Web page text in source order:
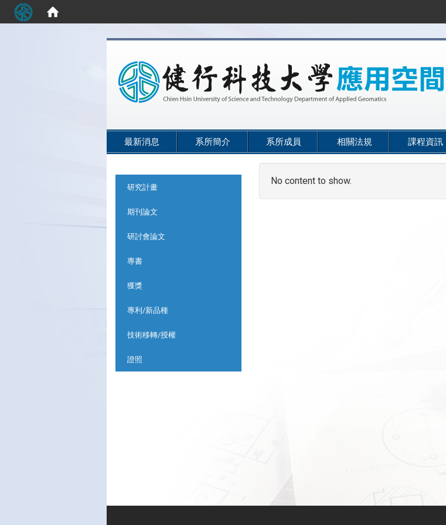
最新消息 系所簡介 系所成員 相關法規 課程資訊
研究計畫
期刊論文
研討會論文
專書
獲獎
專利/新品種
技術移轉/授權
證照
No content to show.